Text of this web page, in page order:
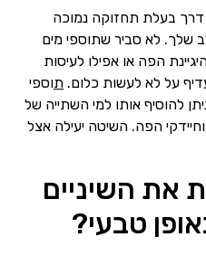
דרך בעלת תחזוקה נמוכה
שלך. לא סביר שתוספי מים
הפה או אפילו לעיסות
על לא לעשות כלום. תוספי
להוסיף אותו למי השתייה של
הפה. השיטה יעילה אצל
את השיניים
טבעי?